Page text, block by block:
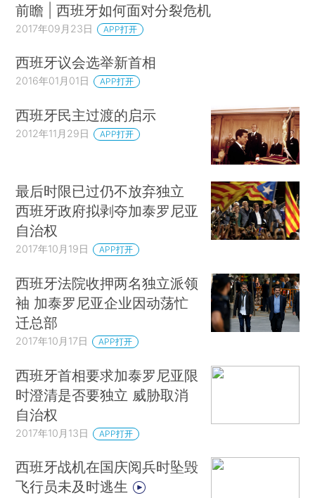
前瞻 | 西班牙如何面对分裂危机
2017年09月23日 APP打开
西班牙议会选举新首相
2016年01月01日 APP打开
西班牙民主过渡的启示
2012年11月29日 APP打开
最后时限已过仍不放弃独立
西班牙政府拟剥夺加泰罗尼亚
自治权
2017年10月19日 APP打开
西班牙法院收押两名独立派领
袖 加泰罗尼亚企业因动荡忙
迁总部
2017年10月17日 APP打开
西班牙首相要求加泰罗尼亚限
时澄清是否要独立 威胁取消
自治权
2017年10月13日 APP打开
西班牙战机在国庆阅兵时坠毁
飞行员未及时逃生